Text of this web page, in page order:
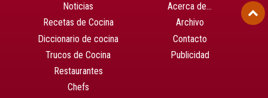
Noticias
Recetas de Cocina
Diccionario de cocina
Trucos de Cocina
Restaurantes
Chefs
Acerca de…
Archivo
Contacto
Publicidad